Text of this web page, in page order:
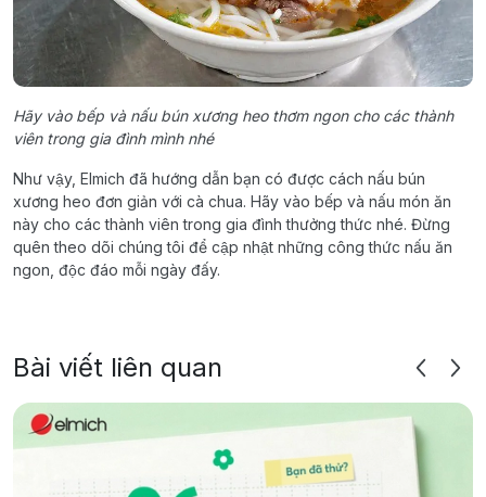
Hãy vào bếp và nấu bún xương heo thơm ngon cho các thành
viên trong gia đình mình nhé
Như vậy, Elmich đã hướng dẫn bạn có được cách nấu bún
xương heo đơn giản với cà chua. Hãy vào bếp và nấu món ăn
này cho các thành viên trong gia đình thưởng thức nhé. Đừng
quên theo dõi chúng tôi để cập nhật những công thức nấu ăn
ngon, độc đáo mỗi ngày đấy.
Bài viết liên quan